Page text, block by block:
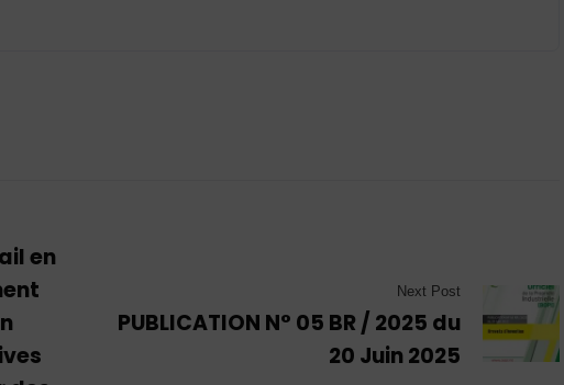
en
Next Post
PUBLICATION N° 05 BR / 2025 du
20 Juin 2025